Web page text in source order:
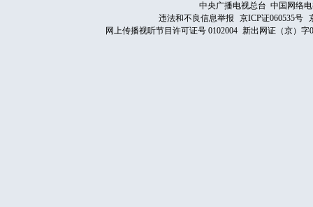
中央广播电视总台 中国网络
违法和不良信息举报
京ICP证060535号
网上传播视听节目许可证号 0102004 新出网证（京）